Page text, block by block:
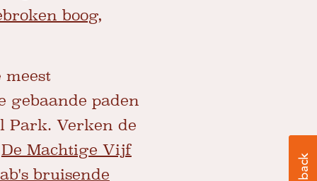
boog,
gebaande paden
Park. Verken de
De Machtige Vijf
bruisende